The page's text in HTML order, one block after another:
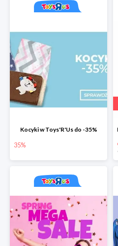
Kocyki w Toys'R'Us do -35%
35%